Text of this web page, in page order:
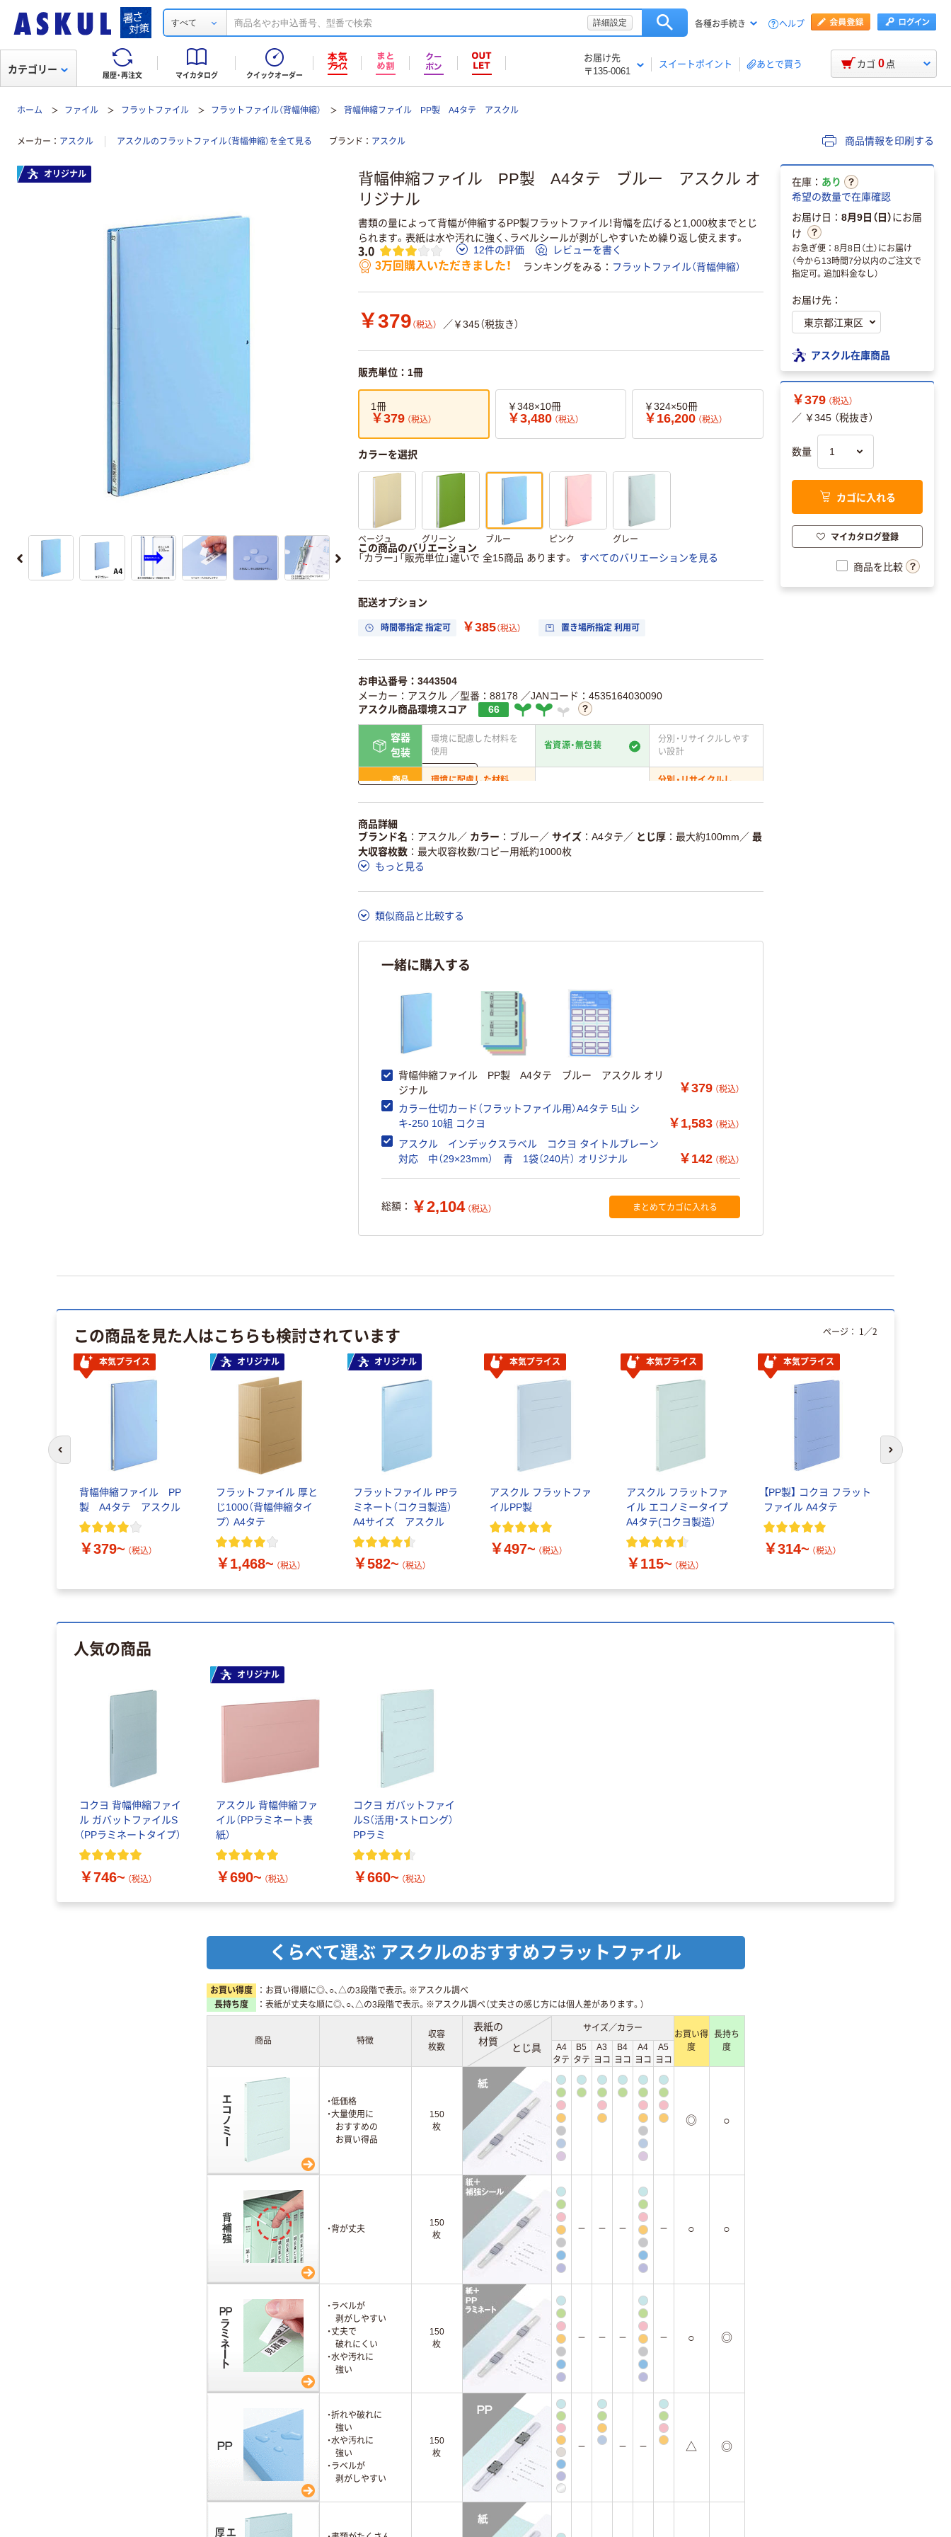
すべて 詳細設定 各種お手続き ヘルプ
履歴・再注文 マイカタログ クイックオーダー
お届け先
〒135-0061
スイートポイント あとで買う
カテゴリー カゴ 0 点
ホーム ファイル フラットファイル フラットファイル（背幅伸縮） 背幅伸縮ファイル PP製 A4タテ アスクル
メーカー アスクル アスクルのフラットファイル（背幅伸縮）を全て見る ブランド アスクル 商品情報を印刷する
背幅伸縮ファイル PP製 A4タテ ブルー アスクル オ
リジナル
書類の量によって背幅が伸縮するPP製フラットファイル！背幅を広げると1,000枚までとじ
られます。表紙は水や汚れに強く、ラベルシールが剥がしやすいため繰り返し使えます。
3.0 12件の評価 レビューを書く
3万回購入いただきました！ ランキングをみる フラットファイル（背幅伸縮）
￥379 （税込） ／￥345（税抜き）
販売単位：1冊
1冊
￥379 （税込）
￥348×10冊
￥3,480 （税込）
￥324×50冊
￥16,200 （税込）
カラーを選択
ベージュ グリーン ブルー ピンク グレー
この商品のバリエーション
「カラー」「販売単位」違いで 全15商品 あります。
すべてのバリエーションを見る
配送オプション
時間帯指定 指定可 ￥385（税込） 置き場所指定 利用可
お申込番号：3443504
メーカー：アスクル ／型番：88178 ／JANコード：4535164030090
アスクル商品環境スコア
66
容器
包装
環境に配慮した材料を
使用
省資源・無包装
分別・リサイクルしやす
い設計
商品
環境に配慮した材料
分別・リサイクルし
仕組
ある
いる
削減
この商品の環境配慮ポイントです。詳しくはページ下部の商品詳細「
ア詳細／加点項目
詳しく見る
商品詳細
ブランド名
アスクル／ カラー ブルー ／ サイズ A4タテ ／ とじ厚 最大約100mm ／ 最
大収容枚数
最大収容枚数/コピー用紙約1000枚
もっと見る
類似商品と比較する
一緒に購入する
背幅伸縮ファイル PP製 A4タテ ブルー アスクル オリ
ジナル
￥379 （税込）
カラー仕切カード（フラットファイル用）A4タテ 5山 シ
キ-250 10組 コクヨ
￥1,583 （税込）
アスクル インデックスラベル コクヨ タイトルブレーン
対応 中（29×23mm） 青 1袋（240片） オリジナル
￥142 （税込）
総額： ￥2,104 （税込） まとめてカゴに入れる
オリジナル
在庫： あり
希望の数量で在庫確認
お届け日： 8月9日（日）にお届
け
お急ぎ便：8月8日（土）にお届け
（今から13時間7分以内のご注文で
指定可。追加料金なし）
お届け先：
アスクル在庫商品
￥379 （税込）
／ ￥345 （税抜き）
数量
カゴに入れる
マイカタログ登録
商品を比較
この商品を見た人はこちらも検討されています
本気プライス
背幅伸縮ファイル PP
製 A4タテ アスクル
￥379~ （税込）
オリジナル
フラットファイル 厚と
じ1000（背幅伸縮タイ
プ） A4タテ
￥1,468~ （税込）
オリジナル
フラットファイル PPラ
ミネート（コクヨ製造）
A4サイズ アスクル
￥582~ （税込）
本気プライス
アスクル フラットファ
イルPP製
￥497~ （税込）
本気プライス
アスクル フラットファ
イル エコノミータイプ
A4タテ(コクヨ製造）
￥115~ （税込）
本気プライス
【PP製】 コクヨ フラット
ファイル A4タテ
￥314~ （税込）
ページ： 1 ／2
前のスライドへ 次のスライド
人気の商品
コクヨ 背幅伸縮ファイ
ル ガバットファイルS
（PPラミネートタイプ）
￥746~ （税込）
オリジナル
アスクル 背幅伸縮ファ
イル（PPラミネート表
紙）
￥690~ （税込）
コクヨ ガバットファイ
ルS（活用・ストロング）
PPラミ
￥660~ （税込）
くらべて選ぶ アスクルのおすすめフラットファイル
お買い得度
：お買い得順に◎、○、△の3段階で表示。※アスクル調べ
長持ち度
：表紙が丈夫な順に◎、○、△の3段階で表示。※アスクル調べ（丈夫さの感じ方には個人差があります。）
商品 特徴
収容
枚数
表紙の
材質
とじ具
サイズ／カラー
お買い得
度
長持ち
度
A4
タテ
B5
タテ
A3
ヨコ
B4
ヨコ
A4
ヨコ
A5
ヨコ
・低価格
・大量使用に
おすすめの
お買い得品
150
枚
◎ ○
・背が丈夫
150
枚
－ － － － ○ ○
・ラベルが
剥がしやすい
・丈夫で
破れにくい
・水や汚れに
強い
150
枚
－ － － － ○ ◎
・折れや破れに
強い
・水や汚れに
強い
・ラベルが
剥がしやすい
150
枚
－ － － △ ◎